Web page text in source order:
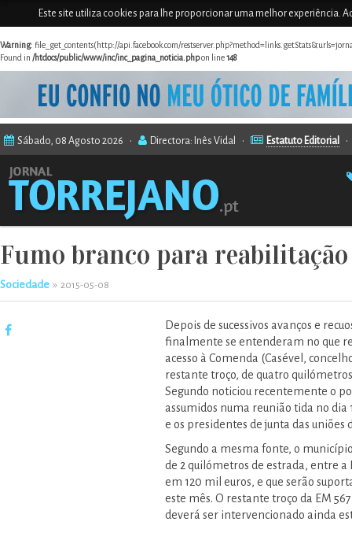
Este site utiliza cookies para lhe proporcionar uma melhor experiência.
Warning: file_get_contents(http://api.facebook.com/
Found in /htdocs/public/www/inc/inc_pagina_noticia.phpon line148
Sábado, 08 Agosto 2026 • Directora: Inês Vidal • Estatuto Editorial
Fumo branco para reabilitação
Sociedade » 2015-05-08
Depois de sucessivos avanços e
finalmente se entenderam no que
acesso à Comenda (Casével,
restante troço, de quatro
Segundo noticiou recentemente o
assumidos numa reunião tida no
e os presidentes de junta das uniões
Segundo a mesma fonte, o
de 2 quilómetros de estrada, entre a
em 120 mil euros, e que serão
este mês. O restante troço da EM
deverá ser intervencionado ainda